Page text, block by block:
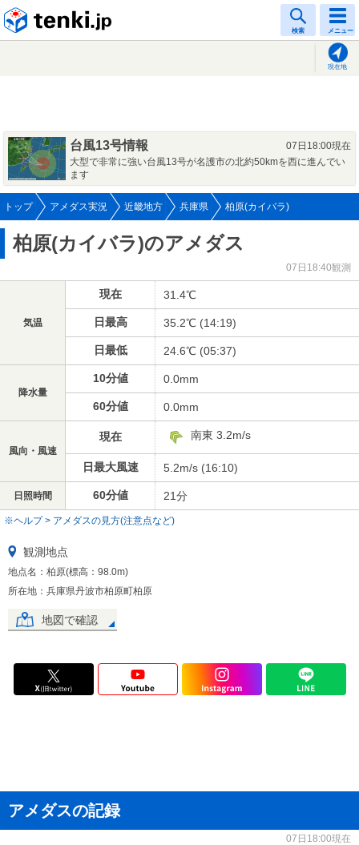
検索 メニュー
現在地
台風13号情報
07日18:00現在
大型で非常に強い台風13号が名護市の北約50kmを西に進んでい
ます
トップ アメダス実況 近畿地方 兵庫県 柏原(カイバラ)
柏原(カイバラ)のアメダス
07日18:40観測
気温
現在 31.4℃
日最高 35.2℃ (14:19)
日最低 24.6℃ (05:37)
降水量
10分値 0.0mm
60分値 0.0mm
風向・風速
現在 南東 3.2m/s
日最大風速 5.2m/s (16:10)
日照時間 60分値 21分
※ヘルプ > アメダスの見方(注意点など)
観測地点
地点名：柏原(標高：98.0m)
所在地：兵庫県丹波市柏原町柏原
地図で確認
アメダスの記録
07日18:00現在